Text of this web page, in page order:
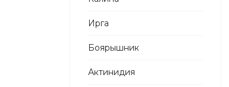
Ирга
Боярышник
Актинидия